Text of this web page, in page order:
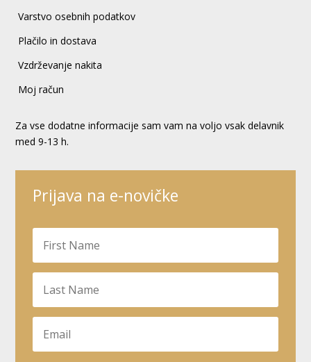
Varstvo osebnih podatkov
Plačilo in dostava
Vzdrževanje nakita
Moj račun
Za vse dodatne informacije sam vam na voljo vsak delavnik
med 9-13 h.
Prijava na e-novičke